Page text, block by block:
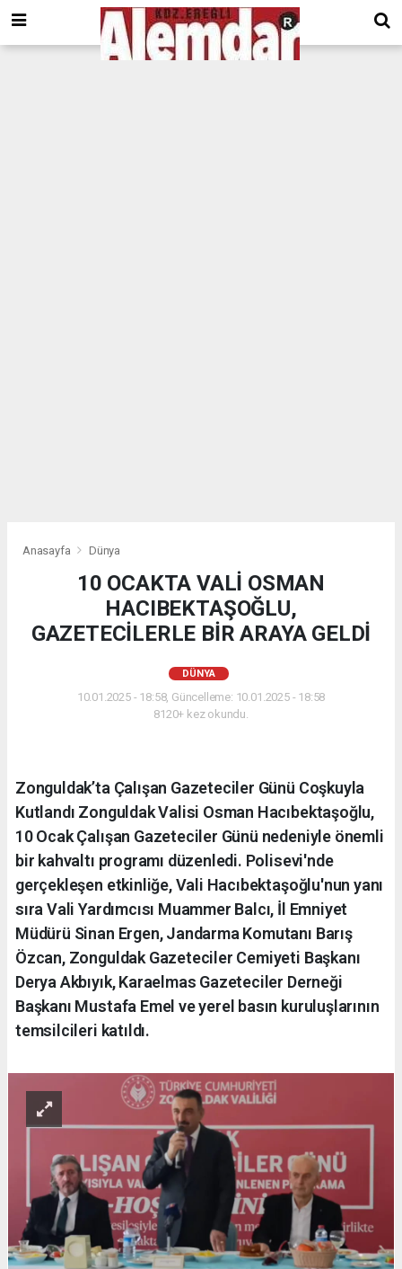
google.com, pub-8201930440372555, DIRECT, f08c47fec0942fa0
Anasayfa Dünya
10 OCAKTA VALİ OSMAN
HACIBEKTAŞOĞLU,
GAZETECİLERLE BİR ARAYA GELDİ
DÜNYA
10.01.2025 - 18:58, Güncelleme: 10.01.2025 - 18:58
8120+ kez okundu.
Zonguldak’ta Çalışan Gazeteciler Günü Coşkuyla
Kutlandı Zonguldak Valisi Osman Hacıbektaşoğlu,
10 Ocak Çalışan Gazeteciler Günü nedeniyle önemli
bir kahvaltı programı düzenledi. Polisevi'nde
gerçekleşen etkinliğe, Vali Hacıbektaşoğlu'nun yanı
sıra Vali Yardımcısı Muammer Balcı, İl Emniyet
Müdürü Sinan Ergen, Jandarma Komutanı Barış
Özcan, Zonguldak Gazeteciler Cemiyeti Başkanı
Derya Akbıyık, Karaelmas Gazeteciler Derneği
Başkanı Mustafa Emel ve yerel basın kuruluşlarının
temsilcileri katıldı.